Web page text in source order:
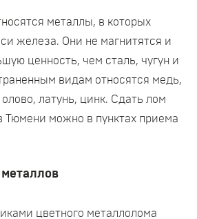
металлы, в которых
железа. Они не магнитятся и
ценность, чем сталь, чугун и
видам относятся медь,
латунь, цинк. Сдать лом
Тюмени можно в пунктах приема
цветного металлолома